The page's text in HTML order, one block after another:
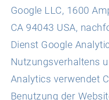
Google LLC, 1600
CA 94043 USA,
Dienst Google
Nutzungsverhaltens
Analytics verwendet
Benutzung der